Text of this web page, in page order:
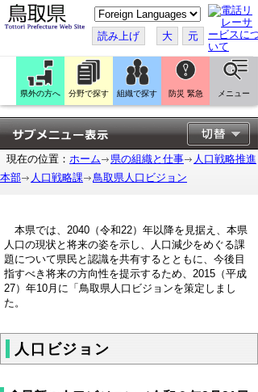
こ
の
ペ
ー
ジ
翻
訳
す
る
読み上げ 大 元
県外の方へ 分野で探す 組織で探す 防災 緊急 メニュー
現在の位置： ホーム 県の組織と仕事
人口戦略推進
本部
人口戦略課 鳥取県人口ビジョン
本県では、2040（令和22）年以降を見据え、本県
人口の現状と将来の姿を示し、人口減少をめぐる課
題について県民と認識を共有するとともに、今後目
指すべき将来の方向性を提示するため、2015（平成
27）年10月に「鳥取県人口ビジョンを策定しまし
た。
人口ビジョン